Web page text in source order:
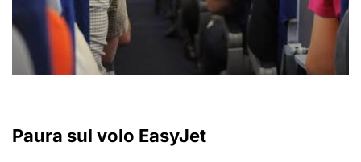
Paura sul volo EasyJet